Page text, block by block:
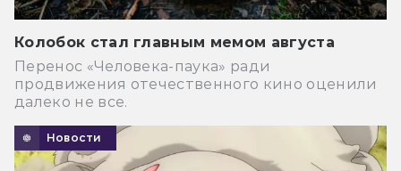
Колобок стал главным мемом августа
Перенос «Человека-паука» ради
продвижения отечественного кино оценили
далеко не все.
Новости